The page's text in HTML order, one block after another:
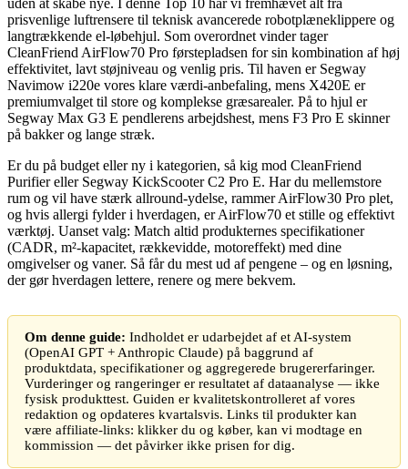
prisvenlige luftrensere til teknisk avancerede robotplæneklippere og
langtrækkende el-løbehjul. Som overordnet vinder tager
CleanFriend AirFlow70 Pro førstepladsen for sin kombination af høj
effektivitet, lavt støjniveau og venlig pris. Til haven er Segway
Navimow i220e vores klare værdi-anbefaling, mens X420E er
premiumvalget til store og komplekse græsarealer. På to hjul er
Segway Max G3 E pendlerens arbejdshest, mens F3 Pro E skinner
på bakker og lange stræk.
Er du på budget eller ny i kategorien, så kig mod CleanFriend
Purifier eller Segway KickScooter C2 Pro E. Har du mellemstore
rum og vil have stærk allround-ydelse, rammer AirFlow30 Pro plet,
og hvis allergi fylder i hverdagen, er AirFlow70 et stille og effektivt
værktøj. Uanset valg: Match altid produkternes specifikationer
(CADR, m²-kapacitet, rækkevidde, motoreffekt) med dine
omgivelser og vaner. Så får du mest ud af pengene – og en løsning,
der gør hverdagen lettere, renere og mere bekvem.
Om denne guide: Indholdet er udarbejdet af et AI-system
(OpenAI GPT + Anthropic Claude) på baggrund af
produktdata, specifikationer og aggregerede brugererfaringer.
Vurderinger og rangeringer er resultatet af dataanalyse — ikke
fysisk produkttest. Guiden er kvalitetskontrolleret af vores
redaktion og opdateres kvartalsvis. Links til produkter kan
være affiliate-links: klikker du og køber, kan vi modtage en
kommission — det påvirker ikke prisen for dig.